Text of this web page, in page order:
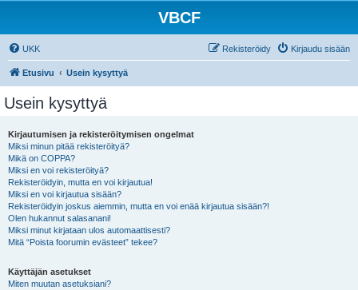
VBCF
UKK Kirjaudu sisään
Rekisteröidy
Etusivu Usein kysyttyä
Usein kysyttyä
Kirjautumisen ja rekisteröitymisen ongelmat
Miksi minun pitää rekisteröityä?
Mikä on COPPA?
Miksi en voi rekisteröityä?
Rekisteröidyin, mutta en voi kirjautua!
Miksi en voi kirjautua sisään?
Rekisteröidyin joskus aiemmin, mutta en voi enää kirjautua sisään?!
Olen hukannut salasanani!
Miksi minut kirjataan ulos automaattisesti?
Mitä “Poista foorumin evästeet” tekee?
Käyttäjän asetukset
Miten muutan asetuksiani?